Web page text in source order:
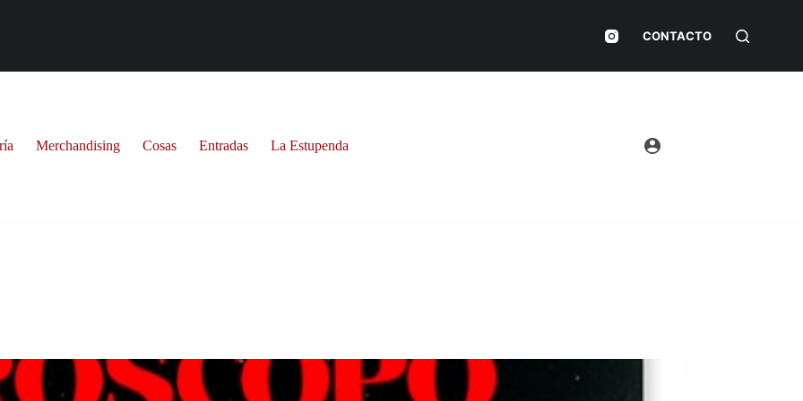
CONTACTO
Merchandising Cosas Entradas La Estupenda